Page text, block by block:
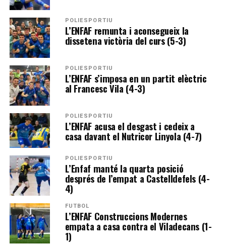
POLIESPORTIU
L’ENFAF remunta i aconsegueix la
dissetena victòria del curs (5-3)
POLIESPORTIU
L’ENFAF s’imposa en un partit elèctric
al Francesc Vila (4-3)
POLIESPORTIU
L’ENFAF acusa el desgast i cedeix a
casa davant el Nutricor Linyola (4-7)
POLIESPORTIU
L’Enfaf manté la quarta posició
després de l’empat a Castelldefels (4-
4)
FUTBOL
L’ENFAF Construccions Modernes
empata a casa contra el Viladecans (1-
1)